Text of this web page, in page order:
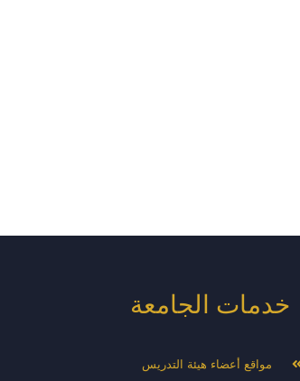
خدمات الجامعة
مواقع أعضاء هيئة التدريس